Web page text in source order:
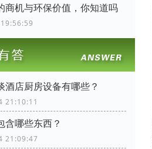
商机与环保价值，你知道吗
酒店厨房设备有哪些？
21:10:11
含哪些东西？
21:09:47